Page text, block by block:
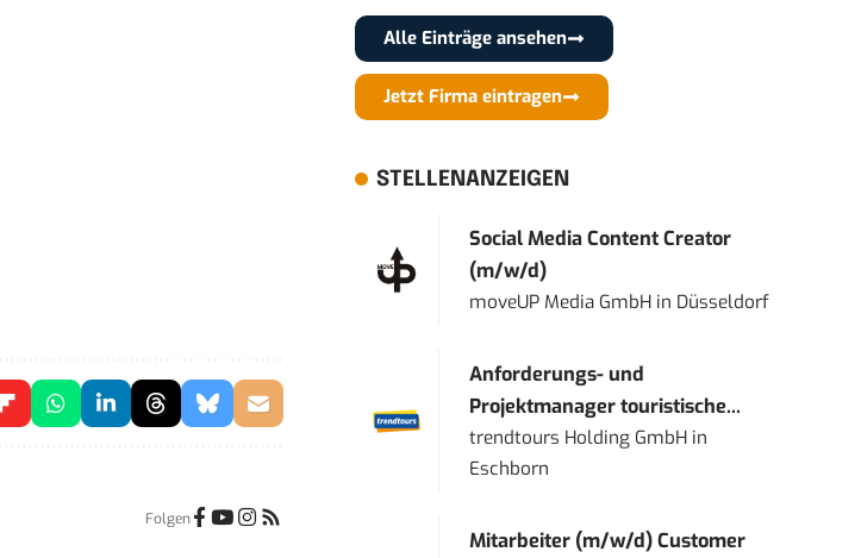
Folgen
Alle Einträge ansehen
Jetzt Firma eintragen
STELLENANZEIGEN
Social Media Content Creator
(m/w/d)
moveUP Media GmbH in Düsseldorf
Anforderungs- und
Projektmanager touristische...
trendtours Holding GmbH in
Eschborn
Mitarbeiter (m/w/d) Customer